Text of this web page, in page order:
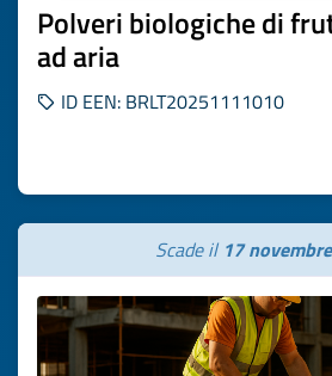
Polveri biologiche di
ad aria
ID EEN: BRLT20251111010
Scade il 17